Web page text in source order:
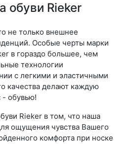
обуви Rieker
не только внешнее
Особые черты марки
в гораздо большее, чем
технологии
с легкими и эластичными
качества делают каждую
- обувью!
Rieker в том, что наша
ощущения чувства Вашего
комфорта при носке